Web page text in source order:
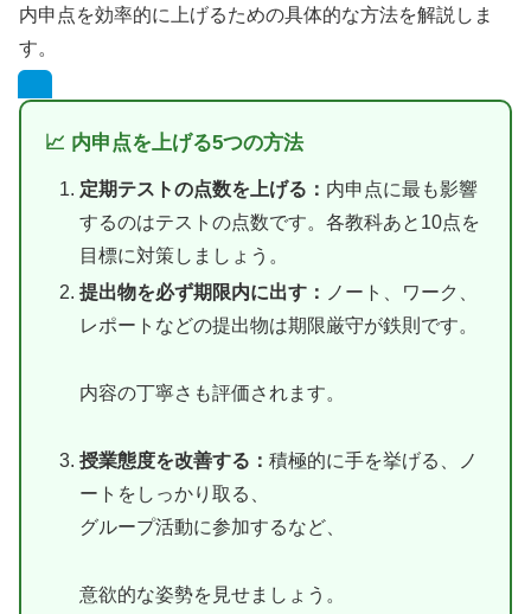
内申点を効率的に上げるための具体的な方法を解説しま
す。
📈 内申点を上げる5つの方法
定期テストの点数を上げる： 内申点に最も影響
するのはテストの点数です。各教科あと10点を
目標に対策しましょう。
提出物を必ず期限内に出す： ノート、ワーク、
レポートなどの提出物は期限厳守が鉄則です。
内容の丁寧さも評価されます。
授業態度を改善する：積極的に手を挙げる、ノ
ートをしっかり取る、
グループ活動に参加するなど、
意欲的な姿勢を見せましょう。